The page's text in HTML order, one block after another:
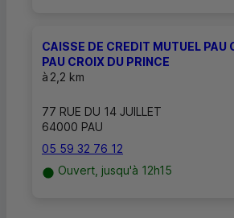
CAISSE DE CREDIT MUTUEL PAU
PAU CROIX DU PRINCE
à 2,2 km
77 RUE DU 14 JUILLET
64000 PAU
05 59 32 76 12
Ouvert, jusqu'à 12h15